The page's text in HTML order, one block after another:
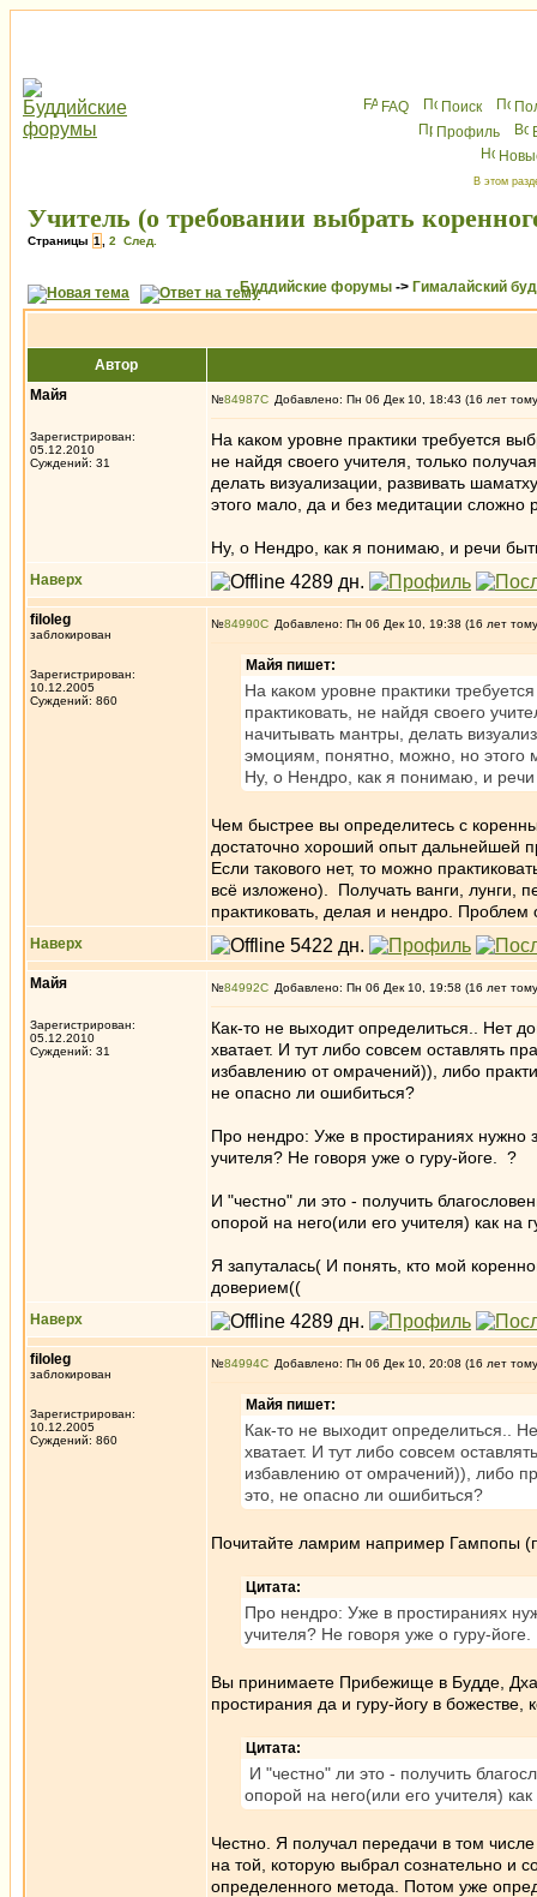
FAQ Поиск
Профиль
В этом
Учитель (о требовании выбрать
Страницы 1 2 След.
Буддийские форумы -> Гималайский
Автор
Майя
Зарегистрирован:
05.12.2010
Суждений: 31
№84987 Добавлено: Пн 06 Дек 10, 18:43 (16 лет
На каком уровне практики требуется
не найдя своего учителя, только
делать визуализации, развивать
этого мало, да и без медитации сложно
Ну, о Нендро, как я понимаю, и речи
Наверх
filoleg
заблокирован
Зарегистрирован:
10.12.2005
Суждений: 860
№84990 Добавлено: Пн 06 Дек 10, 19:38 (16 лет
Майя пишет:
На каком уровне практики
практиковать, не найдя своего
начитывать мантры, делать
эмоциям, понятно, можно, но этого
Ну, о Нендро, как я понимаю, и речи
Чем быстрее вы определитесь с
достаточно хороший опыт дальнейшей
Если такового нет, то можно
всё изложено). Получать ванги, лунги,
практиковать, делая и нендро. Проблем
Наверх
Майя
Зарегистрирован:
05.12.2010
Суждений: 31
№84992 Добавлено: Пн 06 Дек 10, 19:58 (16 лет
Как-то не выходит определиться.. Нет
хватает. И тут либо совсем оставлять
избавлению от омрачений)), либо
не опасно ли ошибиться?
Про нендро: Уже в простираниях нужно
учителя? Не говоря уже о гуру-йоге. ?
И "честно" ли это - получить
опорой на него(или его учителя) как на
Я запуталась( И понять, кто мой
доверием((
Наверх
filoleg
заблокирован
Зарегистрирован:
10.12.2005
Суждений: 860
№84994 Добавлено: Пн 06 Дек 10, 20:08 (16 лет
Майя пишет:
Как-то не выходит определиться..
хватает. И тут либо совсем
избавлению от омрачений)), либо
это, не опасно ли ошибиться?
Почитайте ламрим например Гампопы
Цитата:
Про нендро: Уже в простираниях
учителя? Не говоря уже о гуру-
Вы принимаете Прибежище в Будде,
простирания да и гуру-йогу в
Цитата:
И "честно" ли это - получить
опорой на него(или его учителя) как
Честно. Я получал передачи в том
на той, которую выбрал сознательно и
определенного метода. Потом уже